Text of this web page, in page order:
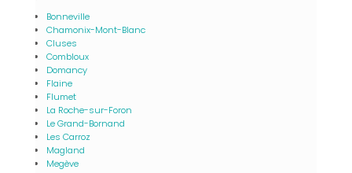
Bonneville
Chamonix-Mont-Blanc
Cluses
Combloux
Domancy
Flaine
Flumet
La Roche-sur-Foron
Le Grand-Bornand
Les Carroz
Magland
Megève